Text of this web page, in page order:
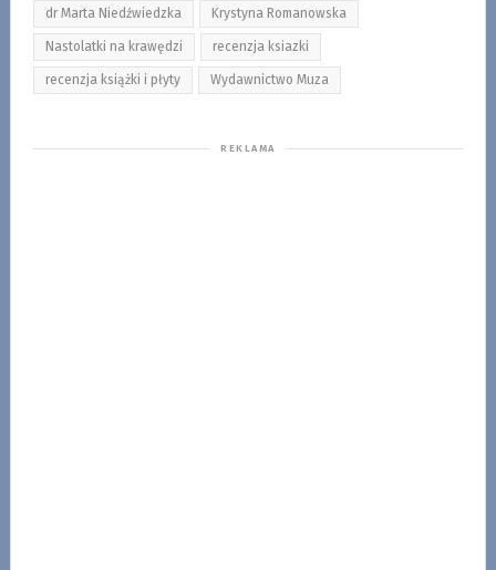
dr Marta Niedźwiedzka Krystyna Romanowska
Nastolatki na krawędzi recenzja ksiazki
recenzja książki i płyty Wydawnictwo Muza